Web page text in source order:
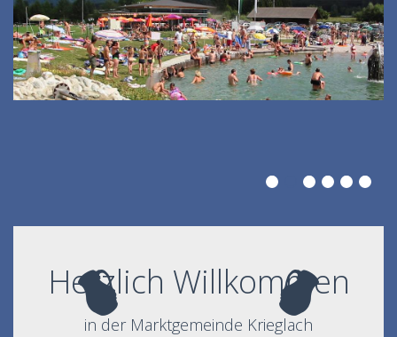
Herzlich Willkommen
in der Marktgemeinde Krieglach